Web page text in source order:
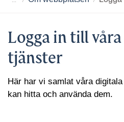
Logga in till
tjänster
Här har vi samlat våra
kan hitta och använda dem.